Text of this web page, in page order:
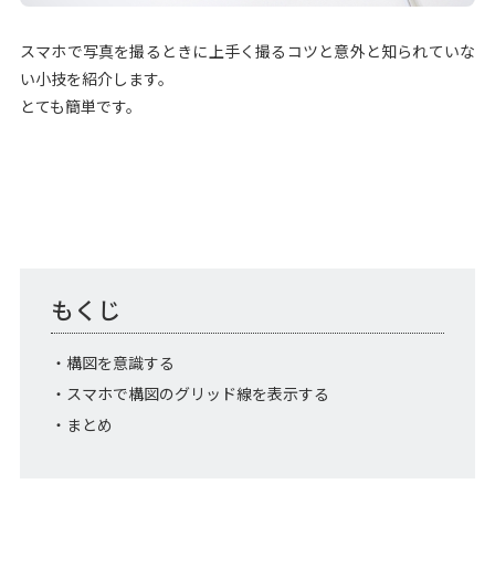
スマホで写真を撮るときに上手く撮るコツと意外と知られていな
い小技を紹介します。
とても簡単です。
もくじ
・構図を意識する
・スマホで構図のグリッド線を表示する
・まとめ